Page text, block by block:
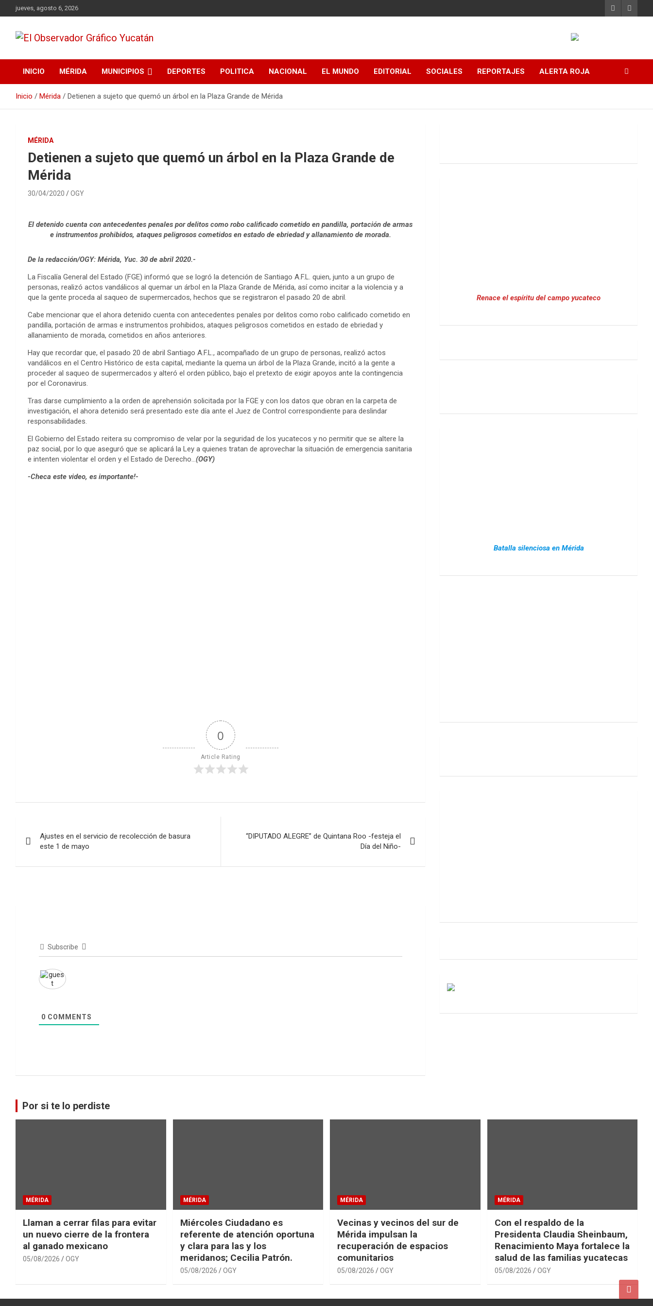
Saltar
al
jueves, agosto 6, 2026
El Observador Gráfico
Yucatán
INICIO MÉRIDA MUNICIPIOS DEPORTES POLITICA NACIONAL EL MUNDO EDITORIAL SOCIALES REPORTAJES ALERTA ROJA
Inicio Mérida Detienen a sujeto que quemó un árbol en la Plaza Grande de Mérida
MÉRIDA
Detienen a sujeto que quemó un árbol en la Plaza Grande de
Mérida
30/04/2020 OGY
El detenido cuenta con antecedentes penales por delitos como robo calificado cometido en pandilla, portación de armas
e instrumentos prohibidos, ataques peligrosos cometidos en estado de ebriedad y allanamiento de morada.
De la redacción/OGY: Mérida, Yuc. 30 de abril 2020.-
La Fiscalía General del Estado (FGE) informó que se logró la detención de Santiago A.F.L. quien, junto a un grupo de
personas, realizó actos vandálicos al quemar un árbol en la Plaza Grande de Mérida, así como incitar a la violencia y a
que la gente proceda al saqueo de supermercados, hechos que se registraron el pasado 20 de abril.
Cabe mencionar que el ahora detenido cuenta con antecedentes penales por delitos como robo calificado cometido en
pandilla, portación de armas e instrumentos prohibidos, ataques peligrosos cometidos en estado de ebriedad y
allanamiento de morada, cometidos en años anteriores.
Hay que recordar que, el pasado 20 de abril Santiago A.F.L., acompañado de un grupo de personas, realizó actos
vandálicos en el Centro Histórico de esta capital, mediante la quema un árbol de la Plaza Grande, incitó a la gente a
proceder al saqueo de supermercados y alteró el orden público, bajo el pretexto de exigir apoyos ante la contingencia
por el Coronavirus.
Tras darse cumplimiento a la orden de aprehensión solicitada por la FGE y con los datos que obran en la carpeta de
investigación, el ahora detenido será presentado este día ante el Juez de Control correspondiente para deslindar
responsabilidades.
El Gobierno del Estado reitera su compromiso de velar por la seguridad de los yucatecos y no permitir que se altere la
paz social, por lo que aseguró que se aplicará la Ley a quienes tratan de aprovechar la situación de emergencia sanitaria
e intenten violentar el orden y el Estado de Derecho…(OGY)
-Checa este video, es importante!-
0
Article Rating
de
entradas
Ajustes en el servicio de recolección de basura
este 1 de mayo
“DIPUTADO ALEGRE” de Quintana Roo -festeja el
Día del Niño-
Subscribe
0 COMMENTS
Renace el espíritu del campo yucateco
Batalla silenciosa en Mérida
Por si te lo perdiste
MÉRIDA
Llaman a cerrar filas para evitar
un nuevo cierre de la frontera
al ganado mexicano
05/08/2026 OGY
MÉRIDA
Miércoles Ciudadano es
referente de atención oportuna
y clara para las y los
meridanos; Cecilia Patrón.
05/08/2026 OGY
MÉRIDA
Vecinas y vecinos del sur de
Mérida impulsan la
recuperación de espacios
comunitarios
05/08/2026 OGY
MÉRIDA
Con el respaldo de la
Presidenta Claudia Sheinbaum,
Renacimiento Maya fortalece la
salud de las familias yucatecas
05/08/2026 OGY